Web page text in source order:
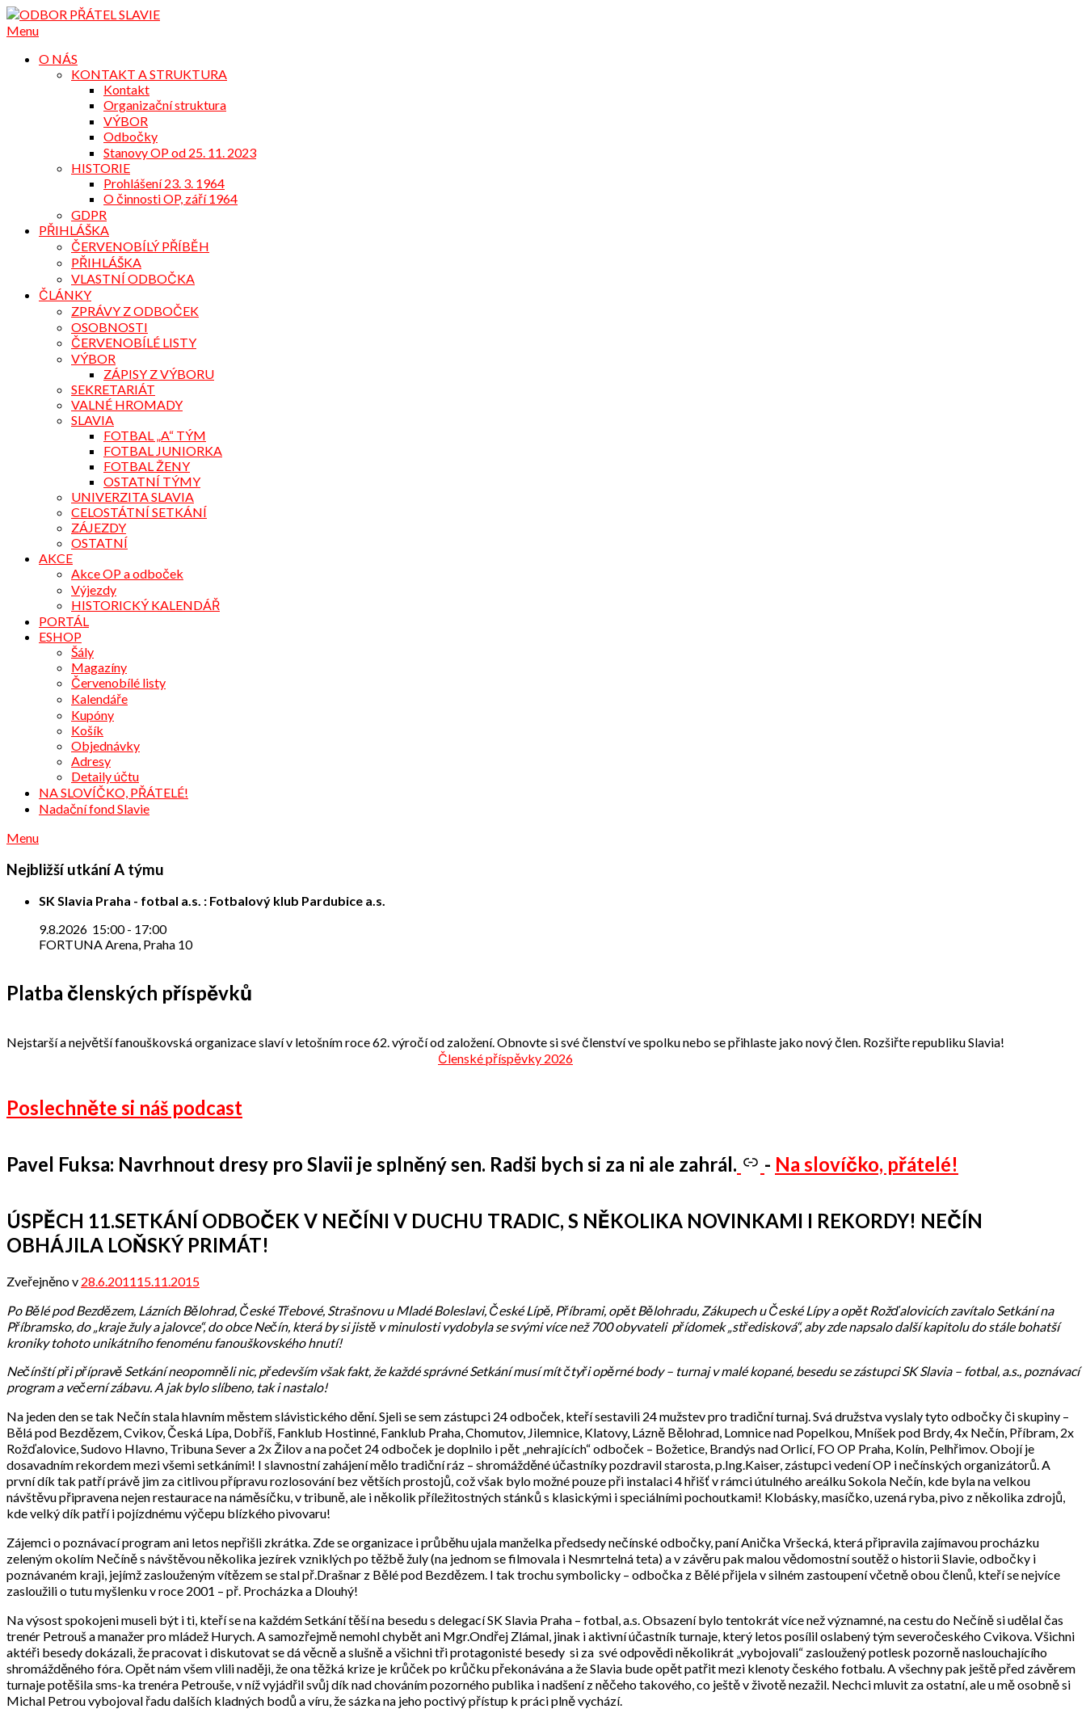
Přejdi
na
Menu
O NÁS
KONTAKT A STRUKTURA
Kontakt
Organizační struktura
VÝBOR
Odbočky
Stanovy OP od 25. 11. 2023
HISTORIE
Prohlášení 23. 3. 1964
O činnosti OP, září 1964
GDPR
PŘIHLÁŠKA
ČERVENOBÍLÝ PŘÍBĚH
PŘIHLÁŠKA
VLASTNÍ ODBOČKA
ČLÁNKY
ZPRÁVY Z ODBOČEK
OSOBNOSTI
ČERVENOBÍLÉ LISTY
VÝBOR
ZÁPISY Z VÝBORU
SEKRETARIÁT
VALNÉ HROMADY
SLAVIA
FOTBAL „A“ TÝM
FOTBAL JUNIORKA
FOTBAL ŽENY
OSTATNÍ TÝMY
UNIVERZITA SLAVIA
CELOSTÁTNÍ SETKÁNÍ
ZÁJEZDY
OSTATNÍ
AKCE
Akce OP a odboček
Výjezdy
HISTORICKÝ KALENDÁŘ
PORTÁL
ESHOP
Šály
Magazíny
Červenobílé listy
Kalendáře
Kupóny
Košík
Objednávky
Adresy
Detaily účtu
NA SLOVÍČKO, PŘÁTELÉ!
Nadační fond Slavie
Menu
Nejbližší utkání A týmu
SK Slavia Praha - fotbal a.s. : Fotbalový klub Pardubice a.s.
9.8.2026 15:00- 17:00
FORTUNA Arena, Praha 10
Platba členských příspěvků
Nejstarší a největší fanouškovská organizace slaví v letošním roce 62. výročí od založení. Obnovte si své členství ve spolku nebo se přihlaste jako nový člen. Rozšiřte republiku Slavia!
Členské příspěvky 2026
Poslechněte si náš podcast
Pavel Fuksa: Navrhnout dresy pro Slavii je splněný sen. Radši bych si za ni ale zahrál. - Na slovíčko, přátelé!
ÚSPĚCH 11.SETKÁNÍ ODBOČEK V NEČÍNI V DUCHU TRADIC, S NĚKOLIKA NOVINKAMI I REKORDY! NEČÍN
OBHÁJILA LOŇSKÝ PRIMÁT!
Zveřejněno v 28.6.201115.11.2015
Po Bělé pod Bezdězem, Lázních Bělohrad, České Třebové, Strašnovu u Mladé Boleslavi, České Lípě, Příbrami, opět Bělohradu, Zákupech u České Lípy a opět Rožďalovicích zavítalo Setkání na
Příbramsko, do „kraje žuly a jalovce“, do obce Nečín, která by si jistě v minulosti vydobyla se svými více než 700 obyvateli přídomek „středisková“, aby zde napsalo další kapitolu do stále bohatší
kroniky tohoto unikátního fenoménu fanouškovského hnutí!
Nečínští při přípravě Setkání neopomněli nic, především však fakt, že každé správné Setkání musí mít čtyři opěrné body – turnaj v malé kopané, besedu se zástupci SK Slavia – fotbal, a.s., poznávací
program a večerní zábavu. A jak bylo slíbeno, tak i nastalo!
Na jeden den se tak Nečín stala hlavním městem slávistického dění. Sjeli se sem zástupci 24 odboček, kteří sestavili 24 mužstev pro tradiční turnaj. Svá družstva vyslaly tyto odbočky či skupiny –
Bělá pod Bezdězem, Cvikov, Česká Lípa, Dobříš, Fanklub Hostinné, Fanklub Praha, Chomutov, Jilemnice, Klatovy, Lázně Bělohrad, Lomnice nad Popelkou, Mníšek pod Brdy, 4x Nečín, Příbram, 2x
Rožďalovice, Sudovo Hlavno, Tribuna Sever a 2x Žilov a na počet 24 odboček je doplnilo i pět „nehrajících“ odboček – Božetice, Brandýs nad Orlicí, FO OP Praha, Kolín, Pelhřimov. Obojí je
dosavadním rekordem mezi všemi setkáními! I slavnostní zahájení mělo tradiční ráz – shromážděné účastníky pozdravil starosta, p.Ing.Kaiser, zástupci vedení OP i nečínských organizátorů. A
první dík tak patří právě jim za citlivou přípravu rozlosování bez větších prostojů, což však bylo možné pouze při instalaci 4 hřišť v rámci útulného areálku Sokola Nečín, kde byla na velkou
návštěvu připravena nejen restaurace na náměsíčku, v tribuně, ale i několik příležitostných stánků s klasickými i speciálními pochoutkami! Klobásky, masíčko, uzená ryba, pivo z několika zdrojů,
kde velký dík patří i pojízdnému výčepu blízkého pivovaru!
Zájemci o poznávací program ani letos nepřišli zkrátka. Zde se organizace i průběhu ujala manželka předsedy nečínské odbočky, paní Anička Vršecká, která připravila zajímavou procházku
zeleným okolím Nečíně s návštěvou několika jezírek vzniklých po těžbě žuly (na jednom se filmovala i Nesmrtelná teta) a v závěru pak malou vědomostní soutěž o historii Slavie, odbočky i
poznávaném kraji, jejímž zaslouženým vítězem se stal př.Drašnar z Bělé pod Bezdězem. I tak trochu symbolicky – odbočka z Bělé přijela v silném zastoupení včetně obou členů, kteří se nejvíce
zasloužili o tutu myšlenku v roce 2001 – př. Procházka a Dlouhý!
Na výsost spokojeni museli být i ti, kteří se na každém Setkání těší na besedu s delegací SK Slavia Praha – fotbal, a.s. Obsazení bylo tentokrát více než významné, na cestu do Nečíně si udělal čas
trenér Petrouš a manažer pro mládež Hurych. A samozřejmě nemohl chybět ani Mgr.Ondřej Zlámal, jinak i aktivní účastník turnaje, který letos posílil oslabený tým severočeského Cvikova. Všichni
aktéři besedy dokázali, že pracovat i diskutovat se dá věcně a slušně a všichni tři protagonisté besedy si za své odpovědi několikrát „vybojovali“ zasloužený potlesk pozorně naslouchajícího
shromážděného fóra. Opět nám všem vlili naději, že ona těžká krize je krůček po krůčku překonávána a že Slavia bude opět patřit mezi klenoty českého fotbalu. A všechny pak ještě před závěrem
turnaje potěšila sms-ka trenéra Petrouše, v níž vyjádřil svůj dík nad chováním pozorného publika i nadšení z něčeho takového, co ještě v životě nezažil. Nechci mluvit za ostatní, ale u mě osobně si
Michal Petrou vybojoval řadu dalších kladných bodů a víru, že sázka na jeho poctivý přístup k práci plně vychází.